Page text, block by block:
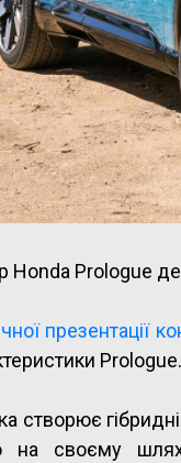
Honda Prologue
презентації
Prologue.
створює
на своєму